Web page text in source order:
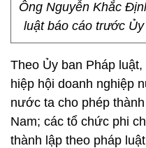
Ông Nguyễn Khắc
luật báo cáo trước
Theo Ủy ban Pháp
hiệp hội doanh nghiệp
nước ta cho phép
Nam; các tổ chức phi
thành lập theo pháp